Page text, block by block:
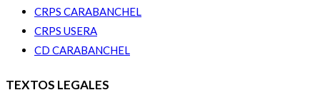
CRPS CARABANCHEL
CRPS USERA
CD CARABANCHEL
TEXTOS LEGALES